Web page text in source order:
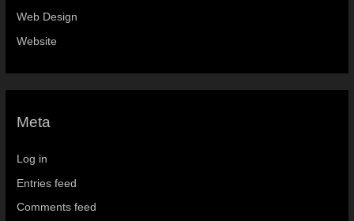
Web Design
Website
Meta
Log in
Entries feed
Comments feed